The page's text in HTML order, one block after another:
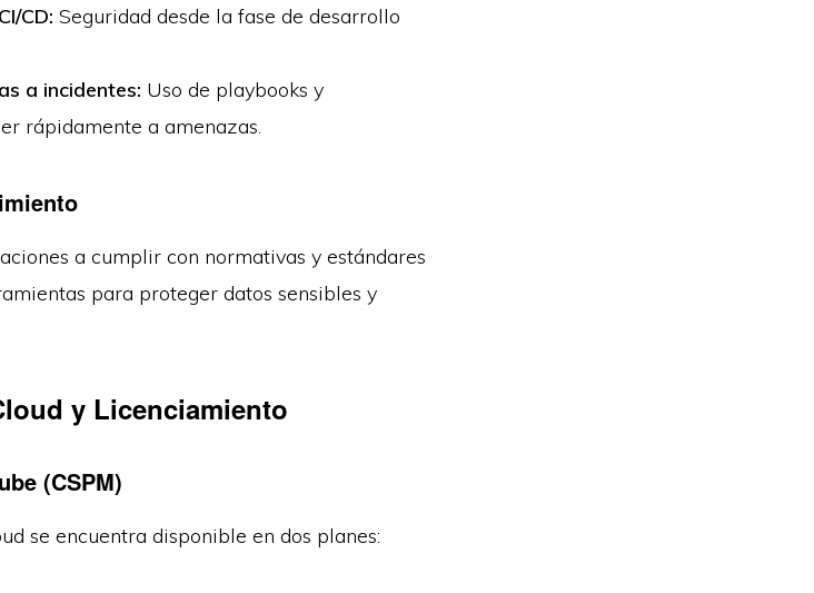
CD: Seguridad desde la fase de desarrollo
a incidentes: Uso de playbooks y
rápidamente a amenazas.
a cumplir con normativas y estándares
para proteger datos sensibles y
y Licenciamiento
(CSPM)
se encuentra disponible en dos planes: